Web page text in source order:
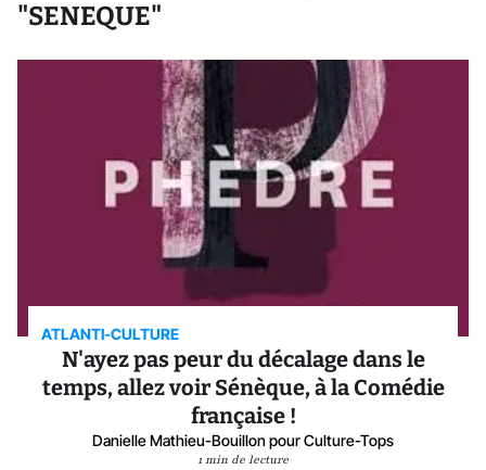
"SENEQUE"
ATLANTI-CULTURE
N'ayez pas peur du décalage dans le
temps, allez voir Sénèque, à la Comédie
française !
Danielle Mathieu-Bouillon pour Culture-Tops
1 min de lecture